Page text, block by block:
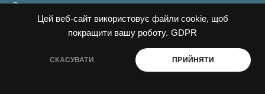
Цей веб-сайт використовує файли cookie, щоб
покращити вашу роботу. GDPR
СКАСУВАТИ ПРИЙНЯТИ
Спецпроекти
Видання
Ініціативи PAEW